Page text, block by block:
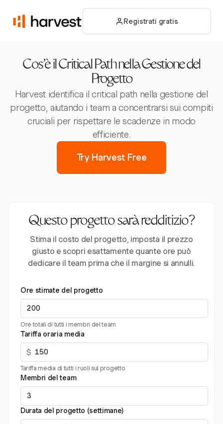
Registrati gratis
Cos'è il Critical Path nella Gestione del
Progetto
Harvest identifica il critical path nella gestione del
progetto, aiutando i team a concentrarsi sui compiti
cruciali per rispettare le scadenze in modo
efficiente.
Try Harvest Free
Questo progetto sarà redditizio?
Stima il costo del progetto, imposta il prezzo
giusto e scopri esattamente quante ore può
dedicare il team prima che il margine si annulli.
Ore stimate del progetto
Ore totali di tutti i membri del team
Tariffa oraria media
$
Tariffa media di tutti i ruoli sul progetto
Membri del team
Durata del progetto (settimane)